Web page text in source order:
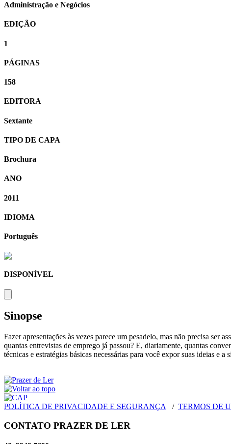
Administração e Negócios
EDIÇÃO
1
PÁGINAS
158
EDITORA
Sextante
TIPO DE CAPA
Brochura
ANO
2011
IDIOMA
Português
DISPONÍVEL
Sinopse
Fazer apresentações às vezes parece um pesadelo, mas não precisa ser
quantas entrevistas de emprego já passou? E, diariamente, quantas
técnicas e estratégias básicas necessárias para você expor suas ideias
POLÍTICA DE PRIVACIDADE E SEGURANÇA / TERMOS DE
CONTATO PRAZER DE LER